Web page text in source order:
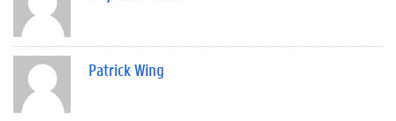
Patrick Wing